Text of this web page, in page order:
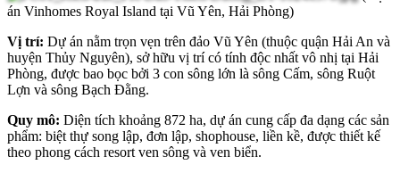
án Vinhomes Royal Island tại Vũ Yên, Hải Phòng)
Vị trí: Dự án nằm trọn vẹn trên đảo Vũ Yên (thuộc quận Hải An và
huyện Thủy Nguyên), sở hữu vị trí có tính độc nhất vô nhị tại Hải
Phòng, được bao bọc bởi 3 con sông lớn là sông Cấm, sông Ruột
Lợn và sông Bạch Đằng.
Quy mô: Diện tích khoảng 872 ha, dự án cung cấp đa dạng các sản
phẩm: biệt thự song lập, đơn lập, shophouse, liền kề, được thiết kế
theo phong cách resort ven sông và ven biển.